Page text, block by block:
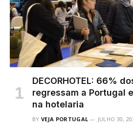
DECORHOTEL: 66%
regressam a Portugal
na hotelaria
BY VEJA PORTUGAL JULHO 30,